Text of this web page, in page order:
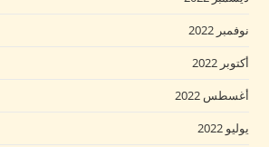
نوفمبر 2022
أكتوبر 2022
أغسطس 2022
يوليو 2022